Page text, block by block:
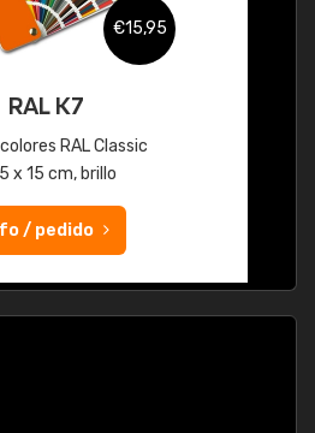
€15,95
RAL K7
RAL Classic
5 x 15 cm, brillo
/ pedido